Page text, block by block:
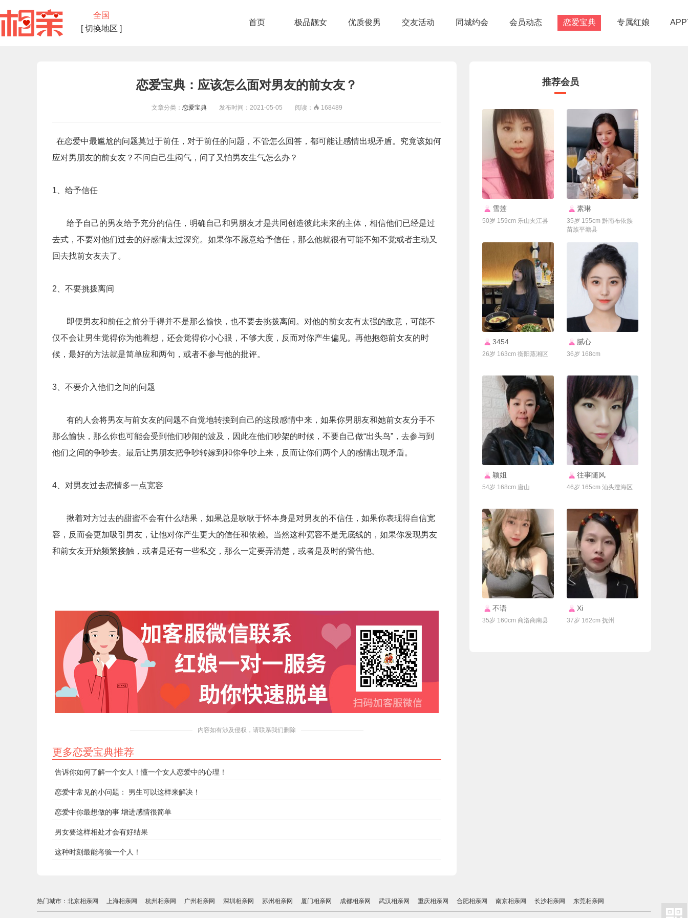
全国
[ 切换地区 ]
首页 极品靓女 优质俊男 交友活动 同城约会 会员动态 恋爱宝典 专属红娘
恋爱宝典：应该怎么面对男友的前女友？
文章分类： 恋爱宝典发布时间：2021-05-05 阅读：  168489
在恋爱中最尴尬的问题莫过于前任，对于前任的问题，不管怎么回答，都可能让感情出现矛盾。究竟该如何
应对男朋友的前女友？不问自己生闷气，问了又怕男友生气怎么办？
1、给予信任
给予自己的男友给予充分的信任，明确自己和男朋友才是共同创造彼此未来的主体，相信他们已经是过
去式，不要对他们过去的好感情太过深究。如果你不愿意给予信任，那么他就很有可能不知不觉或者主动又
回去找前女友去了。
2、不要挑拨离间
即便男友和前任之前分手得并不是那么愉快，也不要去挑拨离间。对他的前女友有太强的敌意，可能不
仅不会让男生觉得你为他着想，还会觉得你小心眼，不够大度，反而对你产生偏见。再他抱怨前女友的时
候，最好的方法就是简单应和两句，或者不参与他的批评。
3、不要介入他们之间的问题
有的人会将男友与前女友的问题不自觉地转接到自己的这段感情中来，如果你男朋友和她前女友分手不
那么愉快，那么你也可能会受到他们吵闹的波及，因此在他们吵架的时候，不要自己做“出头鸟”，去参与到
他们之间的争吵去。最后让男朋友把争吵转嫁到和你争吵上来，反而让你们两个人的感情出现矛盾。
4、对男友过去恋情多一点宽容
揪着对方过去的甜蜜不会有什么结果，如果总是耿耿于怀本身是对男友的不信任，如果你表现得自信宽
容，反而会更加吸引男友，让他对你产生更大的信任和依赖。当然这种宽容不是无底线的，如果你发现男友
和前女友开始频繁接触，或者是还有一些私交，那么一定要弄清楚，或者是及时的警告他。
内容如有涉及侵权，请联系我们删除
更多恋爱宝典推荐
告诉你如何了解一个女人！懂一个女人恋爱中的心理！
恋爱中常见的小问题： 男生可以这样来解决！
恋爱中你最想做的事 增进感情很简单
男女要这样相处才会有好结果
这种时刻最能考验一个人！
推荐会员
雪莲
50岁 159cm 乐山夹江县
素琳
35岁 155cm 黔南布依族
苗族平塘县
联系Ta
3454
26岁 163cm 衡阳蒸湘区
腻心
36岁 168cm
颖姐
54岁 168cm 唐山
联系Ta
往事随风
46岁 165cm 汕头澄海区
不语
35岁 160cm 商洛商南县
Xi
37岁 162cm 抚州
热门城市： 北京相亲网 上海相亲网 杭州相亲网 广州相亲网 深圳相亲网 苏州相亲网 厦门相亲网 成都相亲网 武汉相亲网 重庆相亲网 合肥相亲网 南京相亲网 长沙相亲网 东莞相亲网